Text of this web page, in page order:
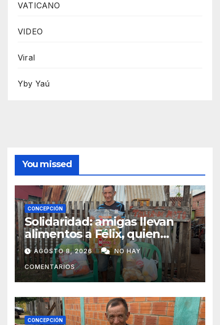
VATICANO
VIDEO
Viral
Yby Yaú
You missed
CONCEPCIÓN
Solidaridad: amigas llevan
alimentos a Félix, quien
ahora vende caramelos para
subsistir
AGOSTO 8, 2026 NO HAY
COMENTARIOS
CONCEPCIÓN